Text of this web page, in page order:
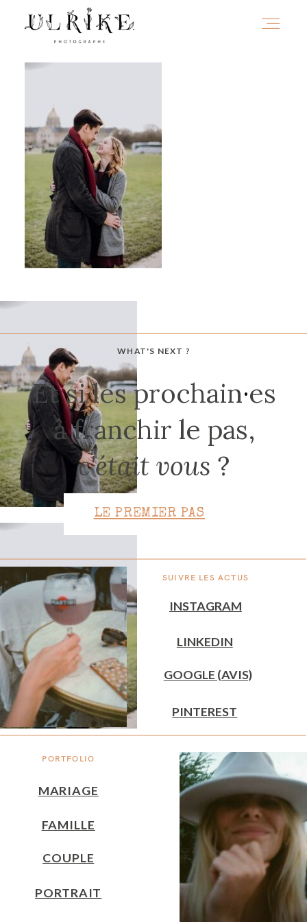
WHAT'S NEXT ?
PORTFOLIO
SUIVRE LES ACTUS
Et si les prochain·es
à franchir le pas,
c'était vous ?
MARIAGE
INSTAGRAM
GOOGLE (AVIS)
FAMILLE
PINTEREST
COUPLE
LINKEDIN
PORTRAIT
LE PREMIER PAS
A PROPOS
PORTFOLIO
INFOS
JOURNAL
CONTACT